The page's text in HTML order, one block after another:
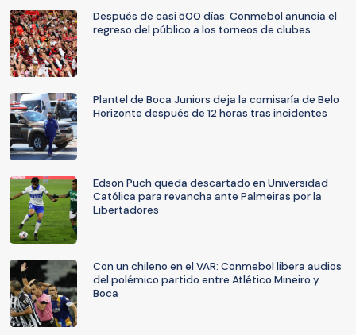
Después de casi 500 días: Conmebol anuncia el
regreso del público a los torneos de clubes
Plantel de Boca Juniors deja la comisaría de Belo
Horizonte después de 12 horas tras incidentes
Edson Puch queda descartado en Universidad
Católica para revancha ante Palmeiras por la
Libertadores
Con un chileno en el VAR: Conmebol libera audios
del polémico partido entre Atlético Mineiro y
Boca